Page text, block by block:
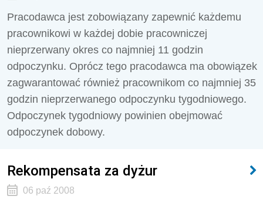
Pracodawca jest zobowiązany zapewnić każdemu
pracownikowi w każdej dobie pracowniczej
nieprzerwany okres co najmniej 11 godzin
odpoczynku. Oprócz tego pracodawca ma obowiązek
zagwarantować również pracownikom co najmniej 35
godzin nieprzerwanego odpoczynku tygodniowego.
Odpoczynek tygodniowy powinien obejmować
odpoczynek dobowy.
Rekompensata za dyżur
06 paź 2008